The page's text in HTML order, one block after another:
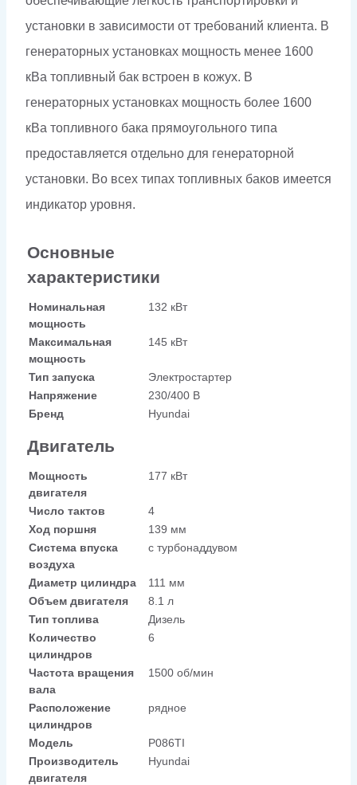
установки в зависимости от требований клиента. В
генераторных установках мощность менее 1600
кВа топливный бак встроен в кожух. В
генераторных установках мощность более 1600
кВа топливного бака прямоугольного типа
предоставляется отдельно для генераторной
установки. Во всех типах топливных баков имеется
индикатор уровня.
Основные
характеристики
Номинальная
мощность
132 кВт
Максимальная
мощность
145 кВт
Тип запуска
Электростартер
Напряжение
230/400 В
Бренд
Hyundai
Двигатель
Мощность
двигателя
177 кВт
Число тактов
4
Ход поршня
139 мм
Система впуска
воздуха
с турбонаддувом
Диаметр цилиндра
111 мм
Объем двигателя
8.1 л
Тип топлива
Дизель
Количество
цилиндров
6
Частота вращения
вала
1500 об/мин
Расположение
цилиндров
рядное
Модель
P086TI
Производитель
двигателя
Hyundai